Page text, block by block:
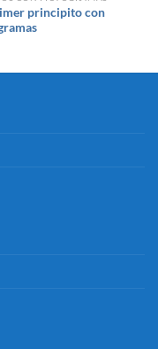
principito con